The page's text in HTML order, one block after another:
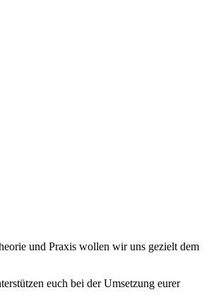
und Praxis wollen wir uns gezielt dem
euch bei der Umsetzung eurer